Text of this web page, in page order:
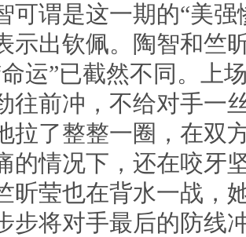
可谓是这一期的“美
示出钦佩。陶智和竺
运”已截然不同。上
往前冲，不给对手一
拉了整整一圈，在双
的情况下，还在咬牙
昕莹也在背水一战，
步将对手最后的防线